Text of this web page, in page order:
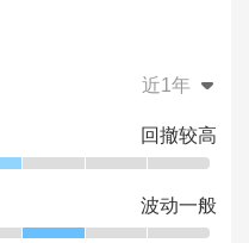
近1年
回撤较高
波动一般